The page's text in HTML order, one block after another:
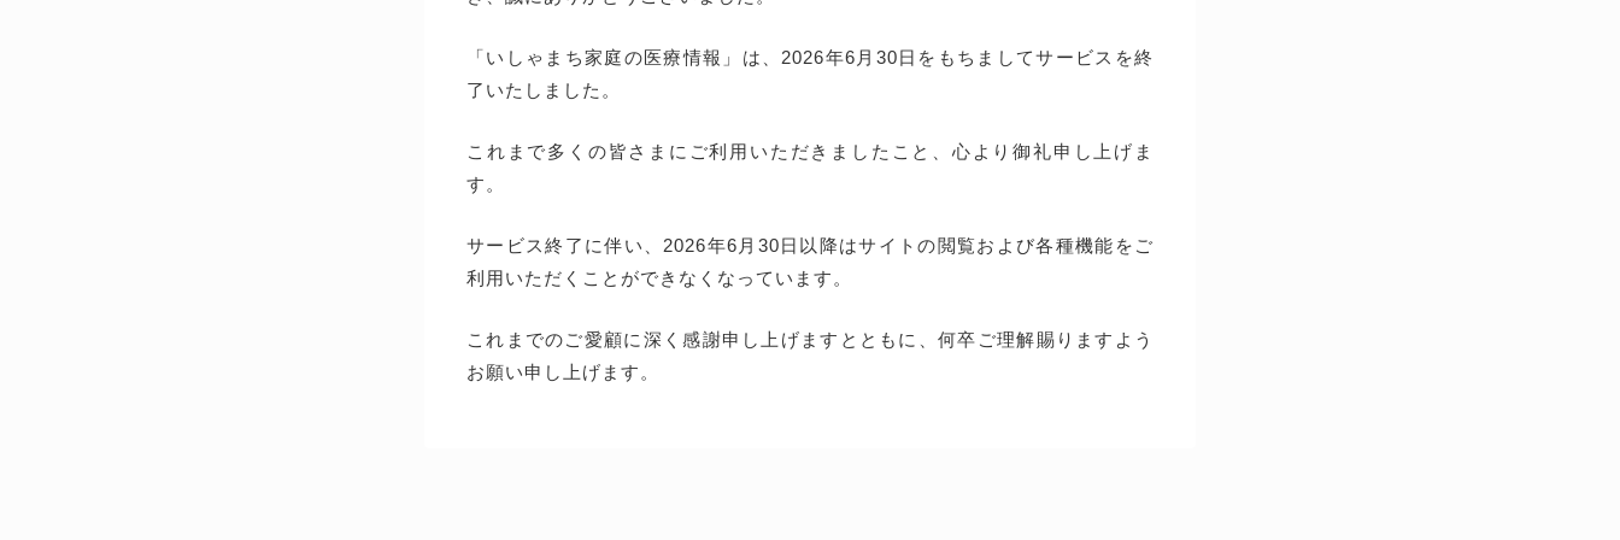
「いしゃまち家庭の医療情報」は、2026年6月30日をもちましてサービスを終
了いたしました。
これまで多くの皆さまにご利用いただきましたこと、心より御礼申し上げま
す。
サービス終了に伴い、2026年6月30日以降はサイトの閲覧および各種機能をご
利用いただくことができなくなっています。
これまでのご愛顧に深く感謝申し上げますとともに、何卒ご理解賜りますよう
お願い申し上げます。